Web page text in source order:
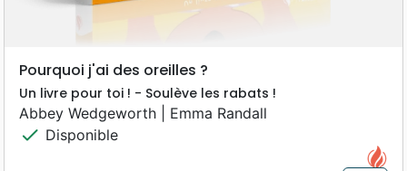
Pourquoi j'ai des oreilles ?
Un livre pour toi ! - Soulève les rabats !
Abbey Wedgeworth | Emma Randall
check Disponible